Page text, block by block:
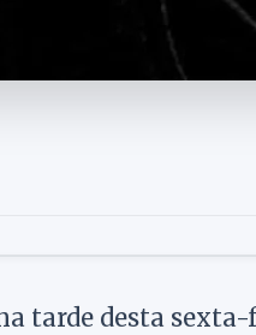
tarde desta